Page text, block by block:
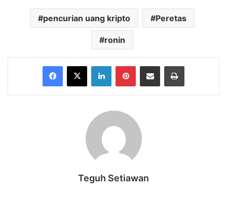
pencurian uang kripto Peretas
ronin
Facebook
X LinkedInPinterestShare via Email Print
Teguh Setiawan